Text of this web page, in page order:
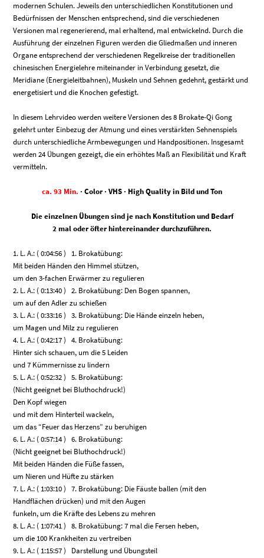
modernen Schulen. Jeweils den unterschiedlichen Konstitutionen und
Bedürfnissen der Menschen entsprechend, sind die verschiedenen
Versionen mal regenerierend, mal erhaltend, mal entwickelnd. Durch die
Ausführung der einzelnen Figuren werden die Gliedmaßen und inneren
Organe entsprechend der verschiedenen Regelkreise der traditionellen
chinesischen Energielehre miteinander in Verbindung gesetzt, die
Meridiane (Energieleitbahnen), Muskeln und Sehnen gedehnt, gestärkt und
energetisiert und die Knochen gefestigt.
In diesem Lehrvideo werden weitere Versionen des 8 Brokate-Qi Gong
gelehrt unter Einbezug der Atmung und eines verstärkten Sehnenspiels
durch unterschiedliche Armbewegungen und Handpositionen. Insgesamt
werden 24 Übungen gezeigt, die ein erhöhtes Maß an Flexibilität und Kraft
vermitteln.
ca. 93 Min. · Color · VHS · High Quality in Bild und Ton
Die einzelnen Übungen sind je nach Konstitution und Bedarf
2 mal oder öfter hintereinander durchzuführen.
1. L. A.: ( 0:04:56 ) 1. Brokatübung:
Mit beiden Händen den Himmel stützen,
um den 3-fachen Erwärmer zu regulieren
2. L. A.: ( 0:13:40 ) 2. Brokatübung: Den Bogen spannen,
um auf den Adler zu schießen
3. L. A.: ( 0:33:16 ) 3. Brokatübung: Die Hände einzeln heben,
um Magen und Milz zu regulieren
4. L. A.: ( 0:42:17 ) 4. Brokatübung:
Hinter sich schauen, um die 5 Leiden
und 7 Kümmernisse zu lindern
5. L. A.: ( 0:52:32 ) 5. Brokatübung:
(Nicht geeignet bei Bluthochdruck!)
Den Kopf wiegen
und mit dem Hinterteil wackeln,
um das “Feuer das Herzens” zu beruhigen
6. L. A.: ( 0:57:14 ) 6. Brokatübung:
(Nicht geeignet bei Bluthochdruck!)
Mit beiden Händen die Füße fassen,
um Nieren und Hüfte zu stärken
7. L. A.: ( 1:03:10 ) 7. Brokatübung: Die Fäuste ballen (mit den
Handflächen drücken) und mit den Augen
funkeln, um die Kräfte des Lebens zu mehren
8. L. A.: ( 1:07:41 ) 8. Brokatübung: 7 mal die Fersen heben,
um die 100 Krankheiten zu vertreiben
9. L. A.: ( 1:15:57 ) Darstellung und Übungsteil